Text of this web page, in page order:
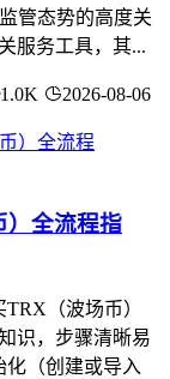
管态势的高度关
服务工具，其...
1.0K 2026-08-06
）全流程指
（波场币）
识，步骤清晰易
化（创建或导入